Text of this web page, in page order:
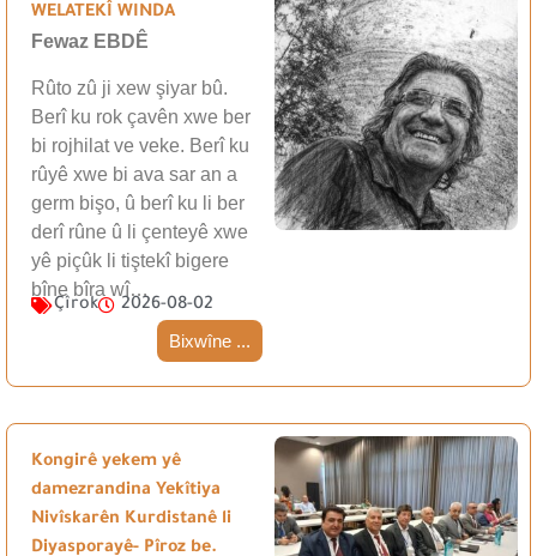
WELATEKÎ WINDA
Fewaz EBDÊ
Rûto zû ji xew şiyar bû.
Berî ku rok çavên xwe ber
bi rojhilat ve veke. Berî ku
rûyê xwe bi ava sar an a
germ bişo, û berî ku li ber
derî rûne û li çenteyê xwe
yê piçûk li tiştekî bigere
bîne bîra wî…
Çîrok 2026-08-02
Bixwîne ...
Kongirê yekem yê
damezrandina Yekîtiya
Nivîskarên Kurdistanê li
Diyasporayê- Pîroz be.